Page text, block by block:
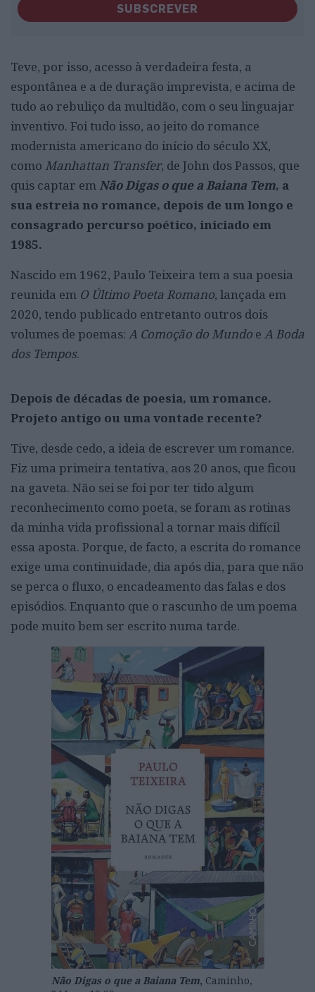
SUBSCREVER
Teve, por isso, acesso à verdadeira festa, a
espontânea e a de duração imprevista, e acima de
tudo ao rebuliço da multidão, com o seu linguajar
inventivo. Foi tudo isso, ao jeito do romance
modernista americano do início do século XX,
como Manhattan Transfer, de John dos Passos, que
quis captar em Não Digas o que a Baiana Tem, a
sua estreia no romance, depois de um longo e
consagrado percurso poético, iniciado em
1985.
Nascido em 1962, Paulo Teixeira tem a sua poesia
reunida em O Último Poeta Romano, lançada em
2020, tendo publicado entretanto outros dois
volumes de poemas: A Comoção do Mundo e A Boda
dos Tempos.
Depois de décadas de poesia, um romance.
Projeto antigo ou uma vontade recente?
Tive, desde cedo, a ideia de escrever um romance.
Fiz uma primeira tentativa, aos 20 anos, que ficou
na gaveta. Não sei se foi por ter tido algum
reconhecimento como poeta, se foram as rotinas
da minha vida profissional a tornar mais difícil
essa aposta. Porque, de facto, a escrita do romance
exige uma continuidade, dia após dia, para que não
se perca o fluxo, o encadeamento das falas e dos
episódios. Enquanto que o rascunho de um poema
pode muito bem ser escrito numa tarde.
Não Digas o que a Baiana Tem, Caminho,